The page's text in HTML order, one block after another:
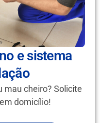
e sistema
mau cheiro? Solicite
domicílio!